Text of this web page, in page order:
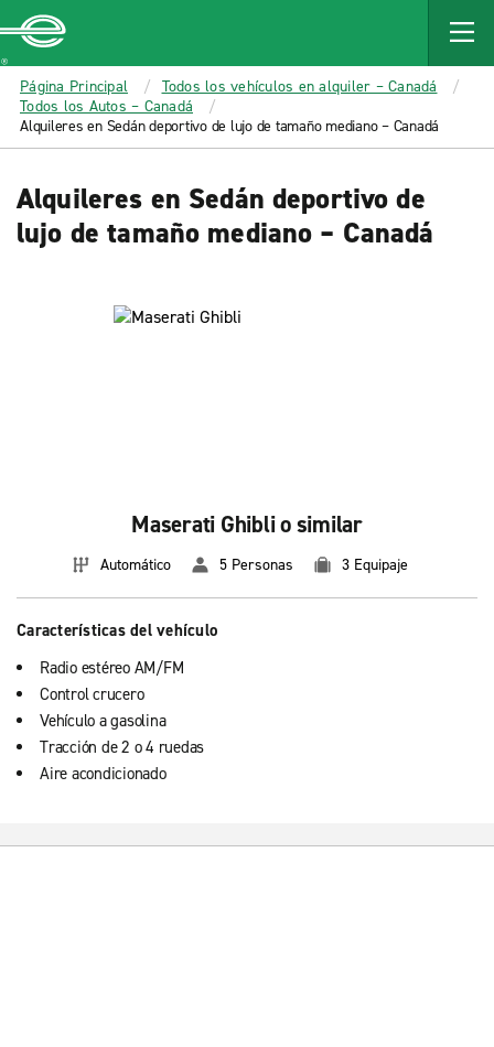
MAIN
CONTENT
Enterprise
Página Principal
Todos los vehículos en alquiler – Canadá
Todos los Autos – Canadá
Alquileres en Sedán deportivo de lujo de tamaño mediano – Canadá
Alquileres en Sedán deportivo de
lujo de tamaño mediano – Canadá
Maserati Ghibli o similar
Automático 5 Personas 3 Equipaje
Características del vehículo
Radio estéreo AM/FM
Control crucero
Vehículo a gasolina
Tracción de 2 o 4 ruedas
Aire acondicionado